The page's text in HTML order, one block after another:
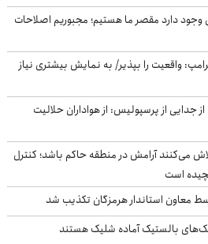
وجود دارد مقصر ما هستیم؛ مجبوریم اصلاحات
واقعیت را بپذیر/ به نمایش بیشتری نیاز
از پرسپولیس: از هواداران حلالیت
می‌کنند آرامش در منطقه حاکم باشد؛ کنترل
است
معاون استاندار هرمزگان تکذیب شد
بالستیک آماده شلیک هستند